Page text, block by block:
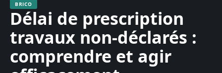
BRICO
Délai de prescription
travaux non-déclarés :
comprendre et agir